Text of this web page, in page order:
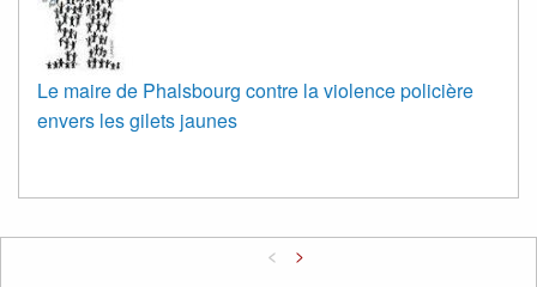
Le maire de Phalsbourg contre la violence policière
envers les gilets jaunes
< >